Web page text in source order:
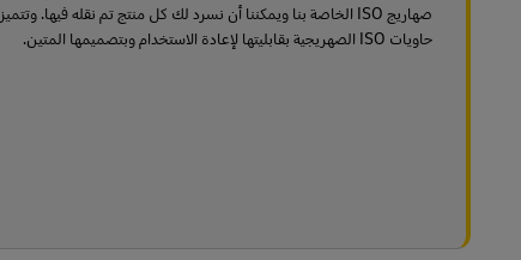
صهاريج ISO الخاصة بنا ويمكننا أن نسرد لك كل منتج تم نقله فيها. وتتميز
حاويات ISO الصهريجية بقابليتها لإعادة الاستخدام وبتصميمها المتين.